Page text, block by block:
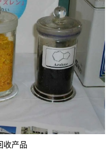
收产品